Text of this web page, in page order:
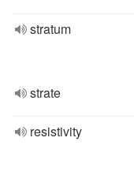
stratum
strate
resistivity